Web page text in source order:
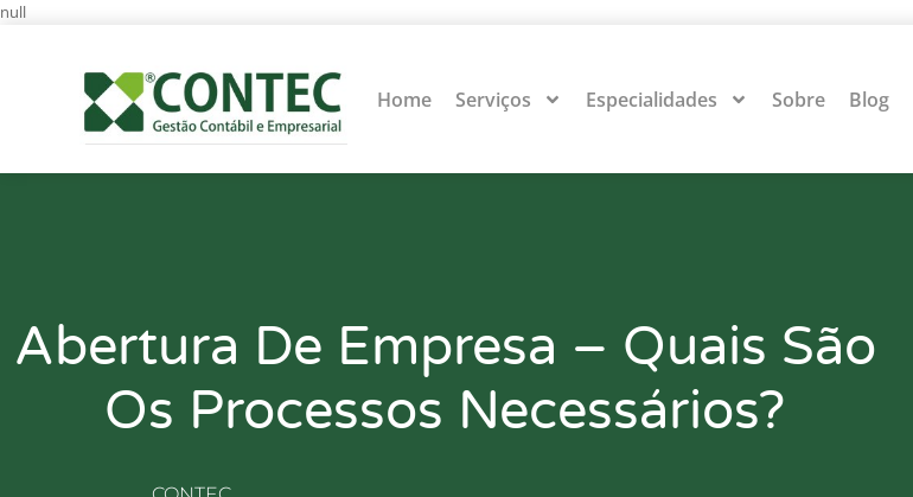
null
Home Serviços Especialidades Sobre Blog
Abertura De Empresa – Quais São
Os Processos Necessários?